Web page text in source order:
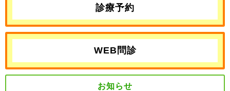
診療予約
WEB問診
お知らせ